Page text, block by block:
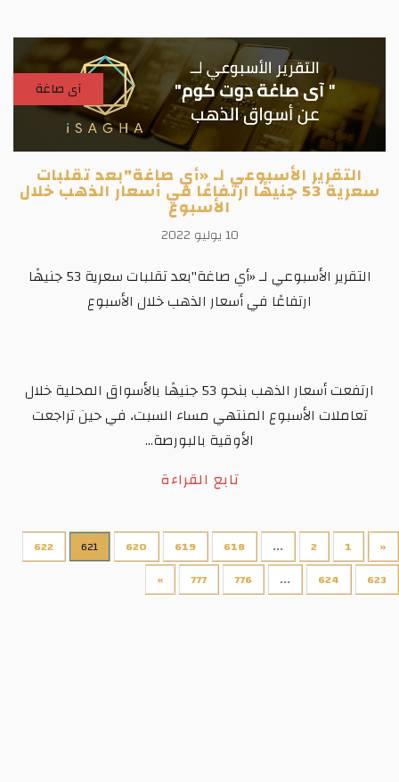
آى صاغة
التقرير الأسبوعي لـ «أي صاغة"بعد تقلبات
سعرية 53 جنيهًا ارتفاعًا في أسعار الذهب خلال
الأسبوع
10 يوليو 2022
التقرير الأسبوعي لـ «أي صاغة"بعد تقلبات سعرية 53 جنيهًا
ارتفاعًا في أسعار الذهب خلال الأسبوع
ارتفعت أسعار الذهب بنحو 53 جنيهًا بالأسواق المحلية خلال
تعاملات الأسبوع المنتهي مساء السبت، في حين تراجعت
الأوقية بالبورصة...
تابع القراءة
«
1
2
...
618
619
620
621
622
623
624
...
776
777
»